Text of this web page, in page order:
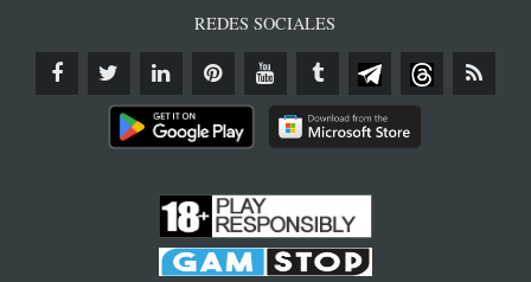
REDES SOCIALES